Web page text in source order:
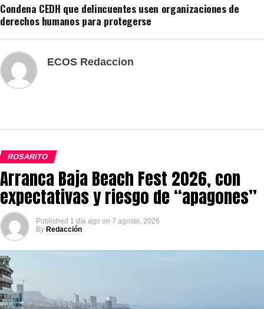
Condena CEDH que delincuentes usen organizaciones de
derechos humanos para protegerse
ECOS Redaccion
ROSARITO
Arranca Baja Beach Fest 2026, con
expectativas y riesgo de “apagones”
Published 1 día ago on 7 agosto, 2026
By Redacción